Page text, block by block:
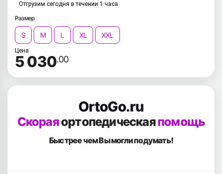
Отгрузим сегодня в течении 1 часа
Размер
S M L XL XXL
Цена
5 030.00
OrtoGo.ru
Скораяортопедическаяпомощь
Быстрее чем Вымогли подумать!